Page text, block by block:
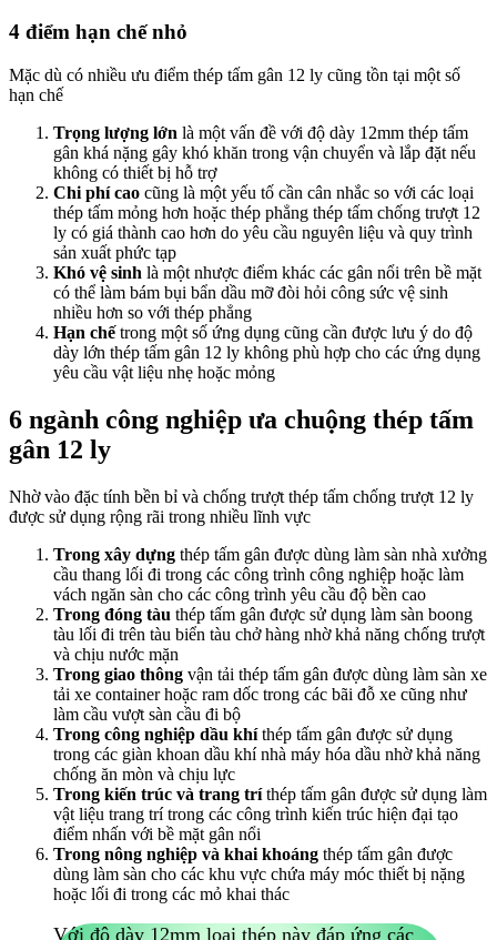
4 điểm hạn chế nhỏ
Mặc dù có nhiều ưu điểm thép tấm gân 12 ly cũng tồn tại một số
hạn chế
Trọng lượng lớn là một vấn đề với độ dày 12mm thép tấm
gân khá nặng gây khó khăn trong vận chuyển và lắp đặt nếu
không có thiết bị hỗ trợ
Chi phí cao cũng là một yếu tố cần cân nhắc so với các loại
thép tấm mỏng hơn hoặc thép phẳng thép tấm chống trượt 12
ly có giá thành cao hơn do yêu cầu nguyên liệu và quy trình
sản xuất phức tạp
Khó vệ sinh là một nhược điểm khác các gân nổi trên bề mặt
có thể làm bám bụi bẩn dầu mỡ đòi hỏi công sức vệ sinh
nhiều hơn so với thép phẳng
Hạn chếtrong một số ứng dụng cũng cần được lưu ý do độ
dày lớn thép tấm gân 12 ly không phù hợp cho các ứng dụng
yêu cầu vật liệu nhẹ hoặc mỏng
6 ngành công nghiệp ưa chuộng thép tấm
gân 12 ly
Nhờ vào đặc tính bền bỉ và chống trượt thép tấm chống trượt 12 ly
được sử dụng rộng rãi trong nhiều lĩnh vực
Trong xây dựng thép tấm gân được dùng làm sàn nhà xưởng
cầu thang lối đi trong các công trình công nghiệp hoặc làm
vách ngăn sàn cho các công trình yêu cầu độ bền cao
Trong đóng tàu thép tấm gân được sử dụng làm sàn boong
tàu lối đi trên tàu biển tàu chở hàng nhờ khả năng chống trượt
và chịu nước mặn
Trong giao thông vận tải thép tấm gân được dùng làm sàn xe
tải xe container hoặc ram dốc trong các bãi đỗ xe cũng như
làm cầu vượt sàn cầu đi bộ
Trong công nghiệp dầu khíthép tấm gân được sử dụng
trong các giàn khoan dầu khí nhà máy hóa dầu nhờ khả năng
chống ăn mòn và chịu lực
Trong kiến trúc và trang tríthép tấm gân được sử dụng làm
vật liệu trang trí trong các công trình kiến trúc hiện đại tạo
điểm nhấn với bề mặt gân nổi
Trong nông nghiệp và khai khoáng thép tấm gân được
dùng làm sàn cho các khu vực chứa máy móc thiết bị nặng
hoặc lối đi trong các mỏ khai thác
Với độ dày 12mm loại thép này đáp ứng các